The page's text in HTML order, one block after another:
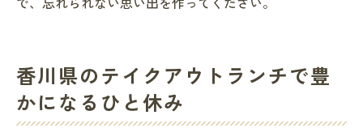
で、忘れられない思い出を作ってください。
香川県のテイクアウトランチで豊
かになるひと休み